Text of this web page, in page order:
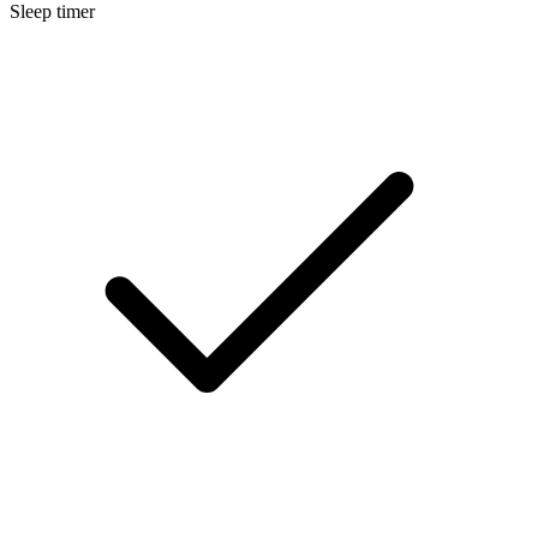
Sleep timer